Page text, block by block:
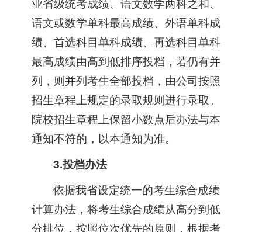
业省级统考成绩、语文数学两科之和、
语文或数学单科最高成绩、外语单科成
绩、首选科目单科成绩、再选科目单科
最高成绩由高到低排序投档，若仍有并
列，则并列考生全部投档，由公司按照
招生章程上规定的录取规则进行录取。
院校招生章程上保留小数点后办法与本
通知不符的，以本通知为准。
3.投档办法
依据我省设定统一的考生综合成绩
计算办法，将考生综合成绩从高分到低
分排位，按照位次优先的原则，根据考